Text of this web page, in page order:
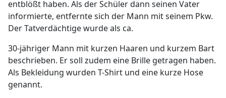
entblößt haben. Als der Schüler dann seinen Vater
informierte, entfernte sich der Mann mit seinem Pkw.
Der Tatverdächtige wurde als ca.
30-jähriger Mann mit kurzen Haaren und kurzem Bart
beschrieben. Er soll zudem eine Brille getragen haben.
Als Bekleidung wurden T-Shirt und eine kurze Hose
genannt.